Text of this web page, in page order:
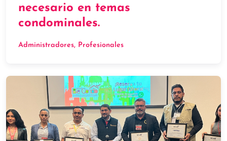
necesario en temas
condominales.
Administradores, Profesionales